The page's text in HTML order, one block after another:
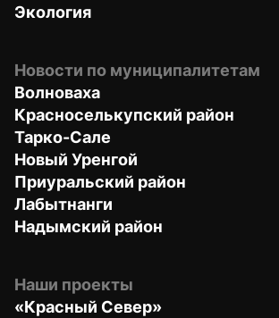
Экология
Новости по муниципалитетам
Волноваха
Красноселькупский район
Тарко-Сале
Новый Уренгой
Приуральский район
Лабытнанги
Надымский район
Наши проекты
«Красный Север»